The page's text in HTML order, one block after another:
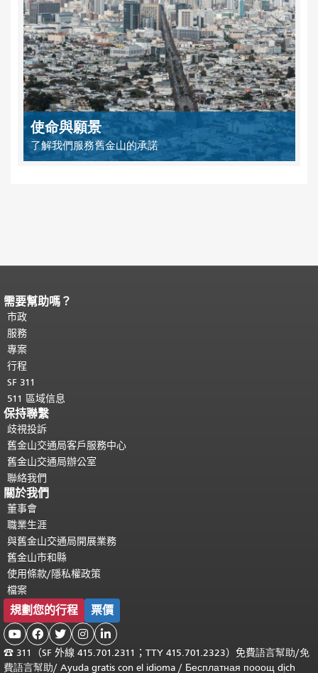
使命與願景
了解我們服務舊金山的承諾
頁面內容結束。
都會重複顯示。
需要幫助嗎？
市政
服務
專案
行程
SF 311
511 區域信息
保持聯繫
歧視投訴
舊金山交通局客戶服務中心
舊金山交通局辦公室
聯絡我們
關於我們
董事會
職業生涯
與舊金山交通局開展業務
舊金山市和縣
使用條款/隱私權政策
檔案
規劃您的行程 票價
    
☎ 311（SF 外線 415.701.2311；TTY 415.701.2323）免費語言幫助/免
費語言幫助/ Ayuda gratis con el idioma / Бесплатная пооощ dịch